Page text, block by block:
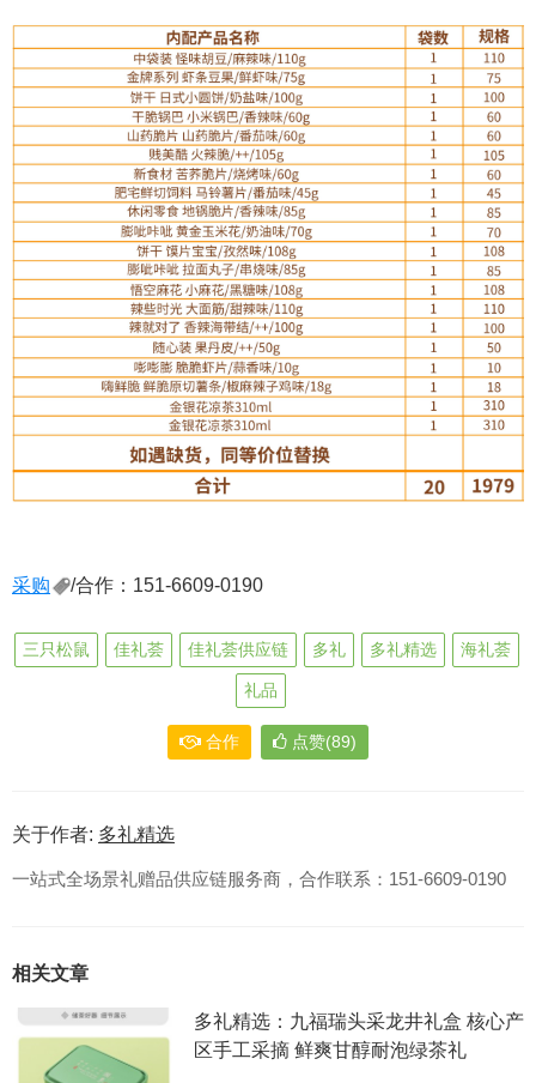
采购 /合作：151-6609-0190
三只松鼠 佳礼荟 佳礼荟供应链 多礼 多礼精选 海礼荟
礼品
合作 点赞(89)
关于作者: 多礼精选
一站式全场景礼赠品供应链服务商，合作联系：151-6609-0190
相关文章
多礼精选：九福瑞头采龙井礼盒 核心产
区手工采摘 鲜爽甘醇耐泡绿茶礼